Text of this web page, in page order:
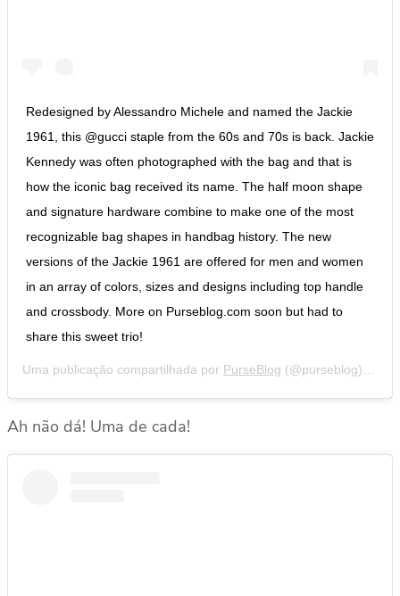
Redesigned by Alessandro Michele and named the Jackie
1961, this @gucci staple from the 60s and 70s is back. Jackie
Kennedy was often photographed with the bag and that is
how the iconic bag received its name. The half moon shape
and signature hardware combine to make one of the most
recognizable bag shapes in handbag history. The new
versions of the Jackie 1961 are offered for men and women
in an array of colors, sizes and designs including top handle
and crossbody. More on Purseblog.com soon but had to
share this sweet trio!
Uma publicação compartilhada por PurseBlog (@purseblog) em
Ah não dá! Uma de cada!